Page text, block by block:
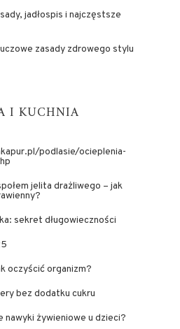
jadłospis i najczęstsze
zasady zdrowego stylu
I KUCHNIA
podlasie/ocieplenia-
jelita drażliwego – jak
sekret długowieczności
oczyścić organizm?
bez dodatku cukru
nawyki żywieniowe u dzieci?